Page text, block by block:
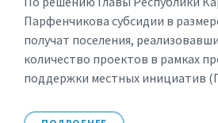
Парфенчикова субсидии в
получат поселения,
количество проектов в рамках
поддержки местных инициатив